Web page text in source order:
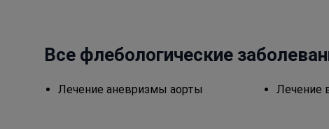
Все флебологические
Лечение аневризмы аорты Лечение